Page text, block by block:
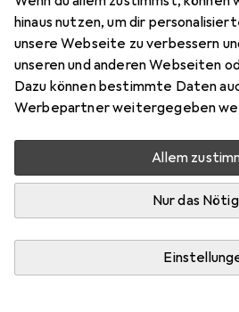
hinaus nutzen, um dir
unsere Webseite zu verbessern
unseren und anderen Webseiten
Dazu können bestimmte Daten
Werbepartner weitergegeben
Allem
Nur das
Zubehör für
1200
Hier findest du passendes
Rommelsbacher TA 1200 aus den